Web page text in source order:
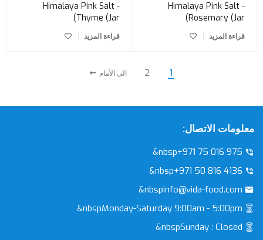
Himalaya Pink Salt -
Rosemary (Jar)
قراءة المزيد
Himalaya Pink Salt -
Thyme (Jar)
قراءة المزيد
1
2 الى الأمام
معلومات الاتصال:
&nbsp+971 75 016 975
&nbsp+971 50 816 4136
&nbspinfo@vida-food.com
&nbspMonday-Saturday 9:00am - 5:00pm
&nbspSunday : Closed